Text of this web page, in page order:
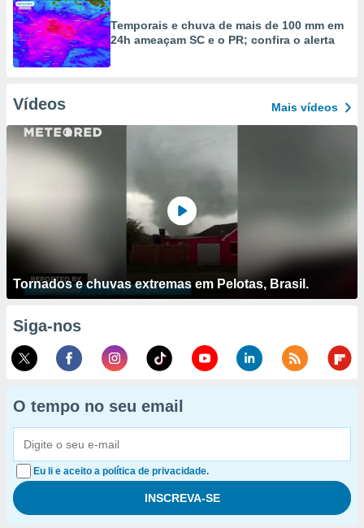
Temporais e chuva de mais de 100 mm em
24h ameaçam SC e o PR; confira o alerta
Vídeos Mais vídeos
Tornados e chuvas extremas em Pelotas, Brasil.
Siga-nos
O tempo no seu email
Eu li e aceito a política de privacidade.